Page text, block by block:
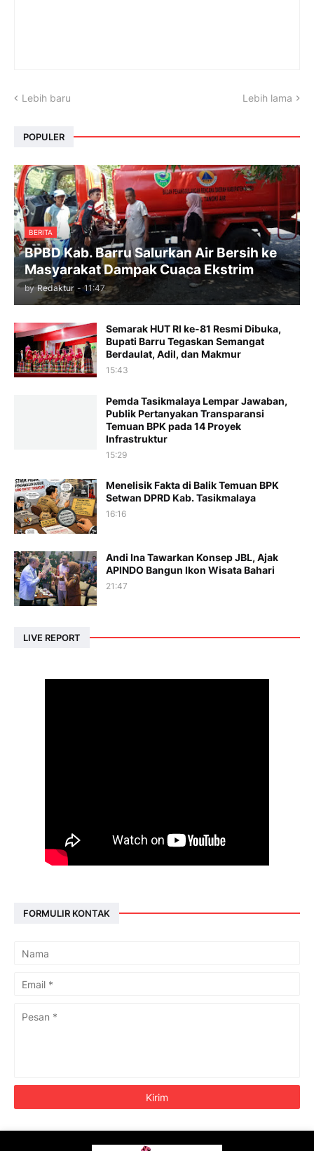
Lebih baru Lebih lama
POPULER
BERITA
BPBD Kab. Barru Salurkan Air Bersih ke
Masyarakat Dampak Cuaca Ekstrim
by Redaktur - 11:47
Semarak HUT RI ke-81 Resmi Dibuka,
Bupati Barru Tegaskan Semangat
Berdaulat, Adil, dan Makmur
15:43
Pemda Tasikmalaya Lempar Jawaban,
Publik Pertanyakan Transparansi
Temuan BPK pada 14 Proyek
Infrastruktur
15:29
Menelisik Fakta di Balik Temuan BPK
Setwan DPRD Kab. Tasikmalaya
16:16
Andi Ina Tawarkan Konsep JBL, Ajak
APINDO Bangun Ikon Wisata Bahari
21:47
LIVE REPORT
FORMULIR KONTAK